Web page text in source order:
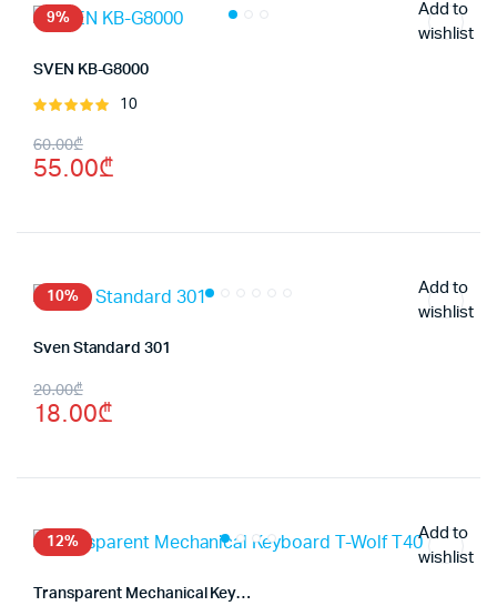
9%
Add to
wishlist
SVEN KB-G8000
შეფასება
დან
10
60.00₾
Original
price
55.00₾
Current
price
10%
Add to
wishlist
Sven Standard 301
20.00₾
Original
price
18.00₾
Current
price
12%
Add to
wishlist
Transparent Mechanical Keyboard T-Wolf T40